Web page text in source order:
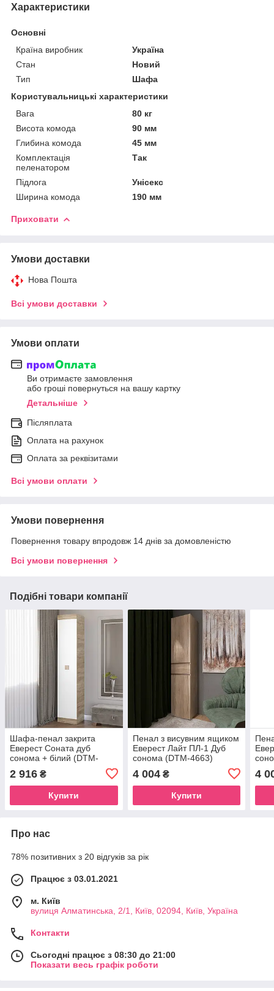
Характеристики
Основні
Країна виробник
Україна
Стан
Новий
Тип
Шафа
Користувальницькі характеристики
Вага
80 кг
Висота комода
90 мм
Глибина комода
45 мм
Комплектація
пеленатором
Так
Підлога
Унісекс
Ширина комода
190 мм
Приховати
Умови доставки
Нова Пошта
Всі умови доставки
Умови оплати
Ви отримаєте замовлення
або гроші повернуться на вашу картку
Детальніше
Післяплата
Оплата на рахунок
Оплата за реквізитами
Всі умови оплати
Умови повернення
Повернення товару впродовж 14 днів за домовленістю
Всі умови повернення
Подібні товари компанії
Шафа-пенал закрита
Еверест Соната дуб
сонома + білий (DTM-
2 916 ₴
Купити
Пенал з висувним ящиком
Еверест Лайт ПЛ-1 Дуб
сонома (DTM-4663)
4 004₴
Купити
4
Про нас
78% позитивних з 20 відгуків за рік
Працює з 03.01.2021
м. Київ
вулиця Алматинська, 2/1, Київ, 02094, Київ, Україна
Контакти
Сьогодні працює з 08:30 до 21:00
Показати весь графік роботи